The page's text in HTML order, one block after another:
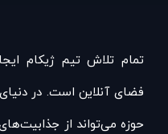
تمام تلاش تیم ژیکام
فضای آنلاین است. در
حوزه می‌تواند از